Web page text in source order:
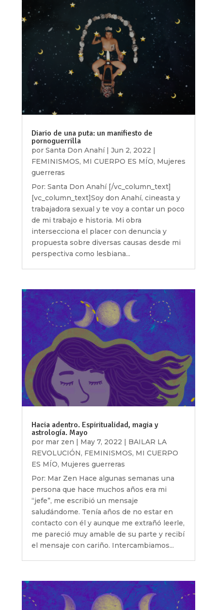
Diario de una puta: un manifiesto de
pornoguerrilla
por Santa Don Anahí| Jun 2, 2022 |
FEMINISMOS, MI CUERPO ES MÍO, Mujeres
guerreras
Por: Santa Don Anahí [/vc_column_text]
[vc_column_text]Soy don Anahí, cineasta y
trabajadora sexual y te voy a contar un poco
de mi trabajo e historia. Mi obra
intersecciona el placer con denuncia y
propuesta sobre diversas causas desde mi
perspectiva como lesbiana...
Hacia adentro. Espiritualidad, magia y
astrología. Mayo
por mar zen | May 7, 2022 | BAILAR LA
REVOLUCIÓN, FEMINISMOS, MI CUERPO
ES MÍO, Mujeres guerreras
Por: Mar Zen Hace algunas semanas una
persona que hace muchos años era mi
“jefe”, me escribió un mensaje
saludándome. Tenía años de no estar en
contacto con él y aunque me extrañó leerle,
me pareció muy amable de su parte y recibí
el mensaje con cariño. Intercambiamos...